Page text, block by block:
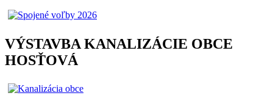
VÝSTAVBA KANALIZÁCIE OBCE
HOSŤOVÁ